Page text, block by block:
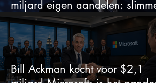
miljard eigen aandelen: slimme
zet of dure timing?
Bill Ackman kocht voor $2,1